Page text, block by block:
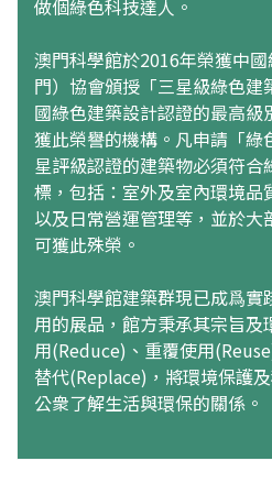
做個綠色科技達人。
澳門科學館於2016年榮獲中
門）協會頒授「三星級綠色
國綠色建築設計認證的最高
獲此榮譽的機構。凡申請「綠
星評級認證的建築物必須符
標，包括：室外及室內環境品
以及日常營運管理等，並於
可獲此殊榮。
澳門科學館建築群現已成爲
用的展品，館方秉承其宗旨及
用(Reduce)、重覆使用
替代(Replace)，將環境保護
公衆了解生活與環保的關係。